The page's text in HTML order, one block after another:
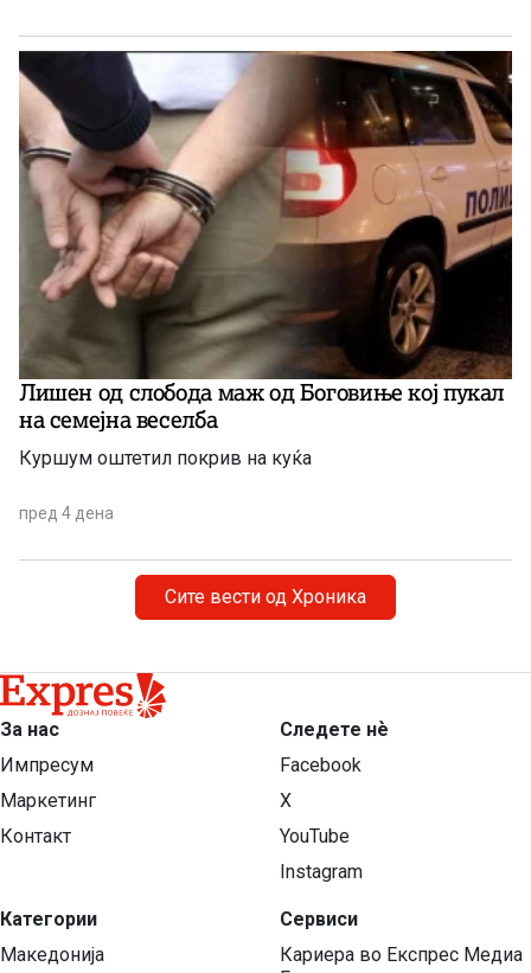
Лишен од слобода маж од Боговиње кој пукал
на семејна веселба
Куршум оштетил покрив на куќа
пред 4 дена
Сите вести од Хроника
За нас
Импресум
Маркетинг
Контакт
Категории
Македонија
Следете нѐ
Facebook
X
YouTube
Instagram
Сервиси
Кариера во Експрес Медиа